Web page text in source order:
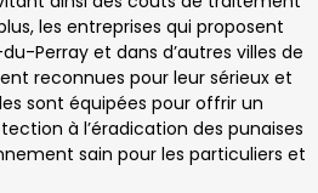
les entreprises qui proposent
Perray et dans d’autres villes de
reconnues pour leur sérieux et
sont équipées pour offrir un
à l’éradication des punaises
sain pour les particuliers et